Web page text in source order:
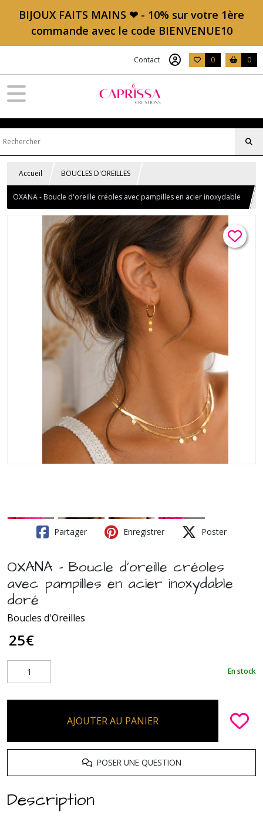
BIJOUX FAITS MAINS ❤ - 10% sur votre 1ère
commande avec le code BIENVENUE10
Contact 0 0
Accueil BOUCLES D'OREILLES
OXANA - Boucle d'oreille créoles avec pampilles en acier inoxydable
Partager Enregistrer Poster
OXANA - Boucle d'oreille créoles
avec pampilles en acier inoxydable
doré
Boucles d'Oreilles
25€
En stock
AJOUTER AU PANIER
POSER UNE QUESTION
Description